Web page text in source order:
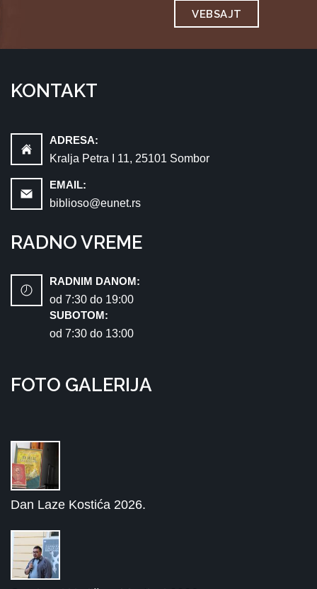
VEBSAJT
KONTAKT
ADRESA:
Kralja Petra I 11, 25101 Sombor
EMAIL:
biblioso@eunet.rs
RADNO VREME
RADNIM DANOM:
od 7:30 dо 19:00
SUBOTOM:
od 7:30 dо 13:00
FOTO GALERIJA
Dan Laze Kostića 2026.